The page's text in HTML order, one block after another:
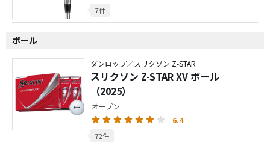
7件
ボール
ダンロップ／スリクソン Z-STAR
スリクソン Z-STAR XV ボール
（2025）
オープン
6.4
72件